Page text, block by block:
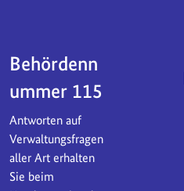
Behördenn
ummer 115
Antworten auf
Verwaltungsfragen
aller Art erhalten
Sie beim